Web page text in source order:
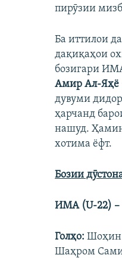
пирӯзии
Ба иттилои
дақиқаҳои
бозигари
Амир Ал-Яҳё
дувуми
ҳарчанд
нашуд.
хотима ёфт.
Бозии
ИМА (U-22) –
Голҳо: Шоҳин
Шаҳром